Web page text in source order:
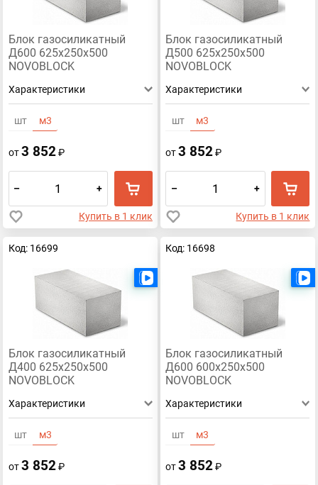
Блок газосиликатный
Д600 625х250х500
NOVOBLOCK
Характеристики
шт м3
от3 852₽
– +
Купить в 1 клик
Блок газосиликатный
Д500 625х250х500
NOVOBLOCK
Характеристики
шт м3
от3 852₽
– +
Купить в 1 клик
Код: 16699
Блок газосиликатный
Д400 625х250х500
NOVOBLOCK
Характеристики
шт м3
от3 852₽
Код: 16698
Блок газосиликатный
Д600 600х250х500
NOVOBLOCK
Характеристики
шт м3
от3 852₽